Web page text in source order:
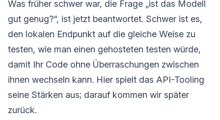
Was früher schwer war, die Frage „ist das Modell
gut genug?“, ist jetzt beantwortet. Schwer ist es,
den lokalen Endpunkt auf die gleiche Weise zu
testen, wie man einen gehosteten testen würde,
damit Ihr Code ohne Überraschungen zwischen
ihnen wechseln kann. Hier spielt das API-Tooling
seine Stärken aus; darauf kommen wir später
zurück.